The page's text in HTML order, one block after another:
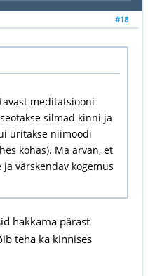
#18
meditatsiooni
silmad kinni ja
üritakse niimoodi
kohas). Ma arvan, et
värskendav kogemus
hakkama pärast
teha ka kinnises